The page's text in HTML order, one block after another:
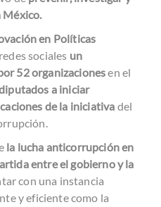
México.
en Políticas
sociales un
52 organizacionesen el
a iniciar
de la iniciativa del
la lucha anticorrupción en
entre el gobierno y la
con una instancia
y eficiente como la